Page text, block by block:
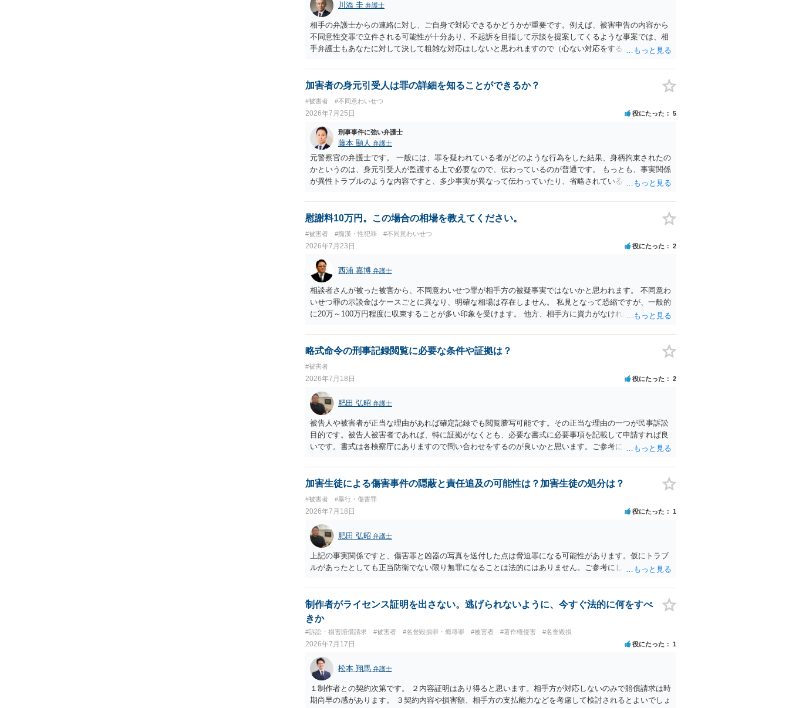
川添 圭 弁護士
相手の弁護士からの連絡に対し、ご自身で対応できるかどうかが重要です。例えば、被害申告の内容から
不同意性交罪で立件される可能性が十分あり、不起訴を目指して示談を提案してくるような事案では、相
手弁護士もあなたに対して決して粗雑な対応はしないと思われますので（心ない対応をすると被害感情が
律相談で確認してもらう程度で必要十分なケースもあるでしょう。 一方、相手弁護士との対応そのものが
心理的・精神的にしんどいと感じるなら、多少費用はかかりますが弁護士へ依頼した方がよいと思いま
加害者の身元引受人は罪の詳細を知ることができるか？
#被害者 #不同意わいせつ
2026年7月25日 役にたった 5
刑事事件に強い弁護士
藤本 顯人 弁護士
元警察官の弁護士です。 一般には、罪を疑われている者がどのような行為をした結果、身柄拘束されたの
かというのは、身元引受人が監護する上で必要なので、伝わっているのが普通です。 もっとも、事実関係
が異性トラブルのような内容ですと、多少事実が異なって伝わっていたり、省略されていることもありう
慰謝料10万円。この場合の相場を教えてください。
#被害者 #痴漢・性犯罪 #不同意わいせつ
2026年7月23日 役にたった 2
西浦 嘉博 弁護士
相談者さんが被った被害から、不同意わいせつ罪が相手方の被疑事実ではないかと思われます。 不同意わ
いせつ罪の示談金はケースごとに異なり、明確な相場は存在しません。 私見となって恐縮ですが、一般的
に20万～100万円程度に収束することが多い印象を受けます。 他方、相手方に資力がなければ、相場通り
所での相談を検討ください。 上記、ご参考ください。
略式命令の刑事記録閲覧に必要な条件や証拠は？
#被害者
2026年7月18日 役にたった 2
肥田 弘昭 弁護士
被告人や被害者が正当な理由があれば確定記録でも閲覧謄写可能です。その正当な理由の一つが民事訴訟
目的です。被告人被害者であれば、特に証拠がなくとも、必要な書式に必要事項を記載して申請すれば良
いです。書式は各検察庁にありますので問い合わせをするのが良いかと思います。ご参考にしてくださ
加害生徒による傷害事件の隠蔽と責任追及の可能性は？加害生徒の処分は？
#被害者 #暴行・傷害罪
2026年7月18日 役にたった 1
肥田 弘昭 弁護士
上記の事実関係ですと、傷害罪と凶器の写真を送付した点は脅迫罪になる可能性があります。仮にトラブ
ルがあったとしても正当防衛でない限り無罪になることは法的にはありません。ご参考にしてください。
制作者がライセンス証明を出さない。逃げられないように、今すぐ法的に何をすべ
きか
#訴訟・損害賠償請求 #被害者 #名誉毀損罪・侮辱罪 #被害者 #著作権侵害 #名誉毀損
2026年7月17日 役にたった 1
松本 翔馬 弁護士
１制作者との契約次第です。 ２内容証明はあり得ると思います。相手方が対応しないのみで賠償請求は時
期尚早の感があります。 ３契約内容や損害額、相手方の支払能力などを考慮して検討されるとよいでしょ